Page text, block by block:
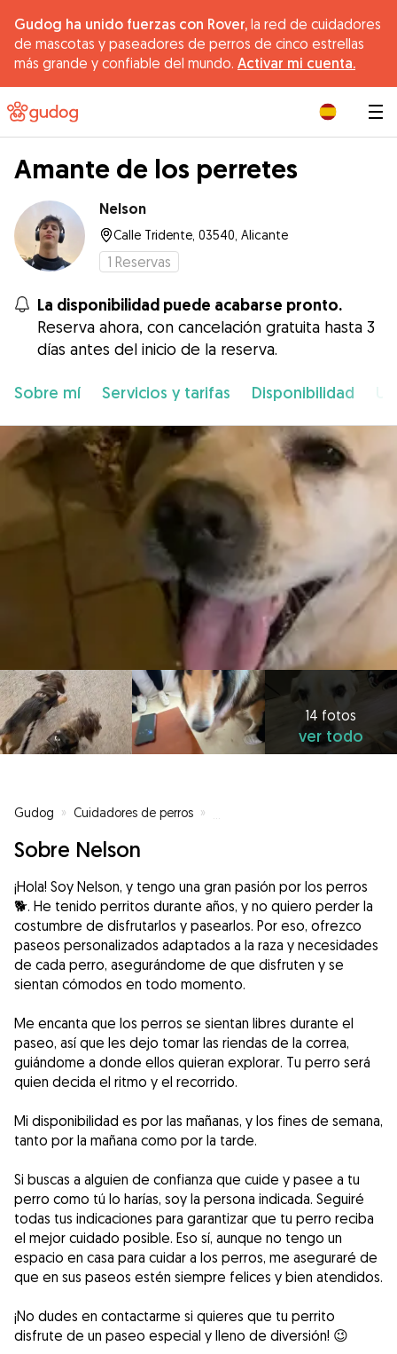
Gudog ha unido fuerzas con Rover, la red de cuidadores
de mascotas y paseadores de perros de cinco estrellas
más grande y confiable del mundo. Activar mi cuenta.
Amante de los perretes
Nelson
Calle Tridente, 03540, Alicante
1 Reservas
La disponibilidad puede acabarse pronto.
Reserva ahora, con cancelación gratuita hasta 3
días antes del inicio de la reserva.
Sobre mí Servicios y tarifas Disponibilidad
14 fotos
ver todo
Gudog » Cuidadores de perros »
Sobre Nelson
¡Hola! Soy Nelson, y tengo una gran pasión por los perros
🐕. He tenido perritos durante años, y no quiero perder la
costumbre de disfrutarlos y pasearlos. Por eso, ofrezco
paseos personalizados adaptados a la raza y necesidades
de cada perro, asegurándome de que disfruten y se
sientan cómodos en todo momento.
Me encanta que los perros se sientan libres durante el
paseo, así que les dejo tomar las riendas de la correa,
guiándome a donde ellos quieran explorar. Tu perro será
quien decida el ritmo y el recorrido.
Mi disponibilidad es por las mañanas, y los fines de semana,
tanto por la mañana como por la tarde.
Si buscas a alguien de confianza que cuide y pasee a tu
perro como tú lo harías, soy la persona indicada. Seguiré
todas tus indicaciones para garantizar que tu perro reciba
el mejor cuidado posible. Eso sí, aunque no tengo un
espacio en casa para cuidar a los perros, me aseguraré de
que en sus paseos estén siempre felices y bien atendidos.
¡No dudes en contactarme si quieres que tu perrito
disfrute de un paseo especial y lleno de diversión! 😉